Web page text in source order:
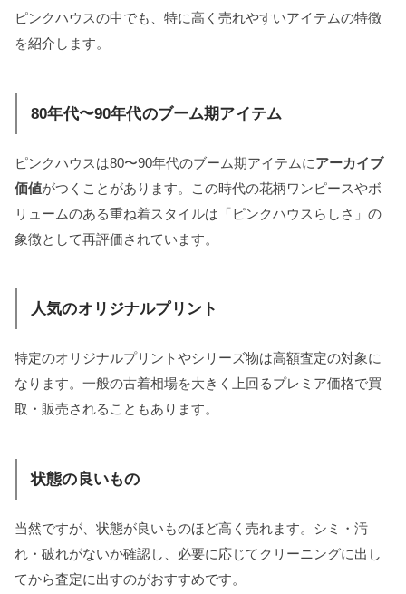
ピンクハウスの中でも、特に高く売れやすいアイテムの特徴
を紹介します。
80年代〜90年代のブーム期アイテム
ピンクハウスは80〜90年代のブーム期アイテムにアーカイブ
価値がつくことがあります。この時代の花柄ワンピースやボ
リュームのある重ね着スタイルは「ピンクハウスらしさ」の
象徴として再評価されています。
人気のオリジナルプリント
特定のオリジナルプリントやシリーズ物は高額査定の対象に
なります。一般の古着相場を大きく上回るプレミア価格で買
取・販売されることもあります。
状態の良いもの
当然ですが、状態が良いものほど高く売れます。シミ・汚
れ・破れがないか確認し、必要に応じてクリーニングに出し
てから査定に出すのがおすすめです。